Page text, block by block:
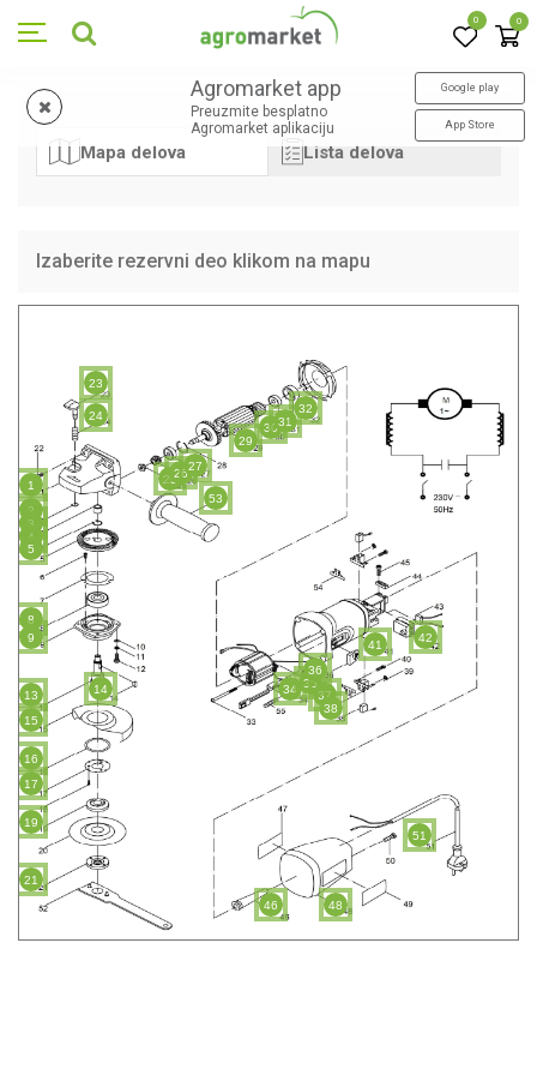
0 0
Agromarket app
Preuzmite besplatno
Agromarket aplikaciju
Google play
App Store
Mapa delova Lista delova
Izaberite rezervni deo klikom na mapu
1
2
3
4
5
8
9
13
14
15
16
17
19
21
23
24
25
26
27
29
30
31
32
34
35
36
37
38
41
42
46 48
51
53